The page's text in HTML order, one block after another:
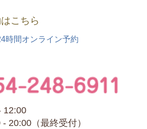
こちら
12:00
- 20:00（最終受付）